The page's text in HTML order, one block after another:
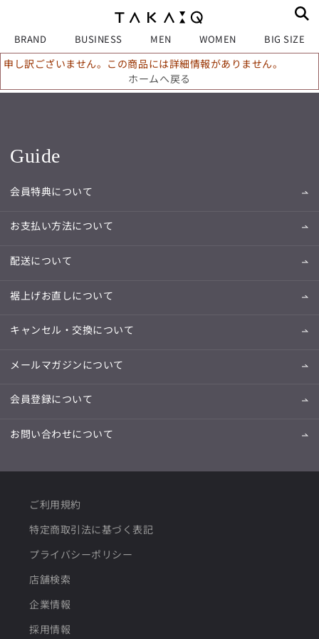
BRAND BUSINESS MEN WOMEN BIG SIZE
申し訳ございません。この商品には詳細情報がありません。
ホームへ戻る
Guide
会員特典について
お支払い方法について
配送について
裾上げお直しについて
キャンセル・交換について
メールマガジンについて
会員登録について
お問い合わせについて
ご利用規約
特定商取引法に基づく表記
プライバシーポリシー
店舗検索
企業情報
採用情報